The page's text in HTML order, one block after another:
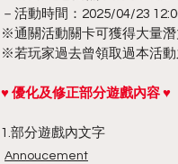
－活動時間：2025/04/23
※通關活動關卡可獲得大量
※若玩家過去曾領取過本活
♥ 優化及修正部分遊戲內容 ♥
1.部分遊戲內文字
Annoucement